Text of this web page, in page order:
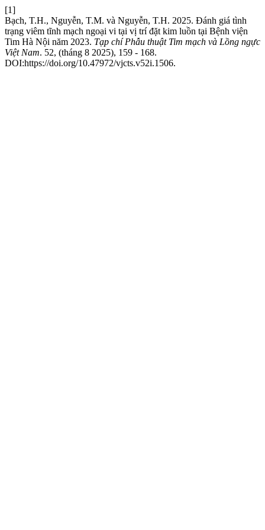
[1]
Bạch, T.H., Nguyễn, T.M. và Nguyễn, T.H. 2025. Đánh giá tình
trạng viêm tĩnh mạch ngoại vi tại vị trí đặt kim luồn tại Bệnh viện
Tim Hà Nội năm 2023. Tạp chí Phẫu thuật Tim mạch và Lồng ngực
Việt Nam. 52, (tháng 8 2025), 159 - 168.
DOI:https://doi.org/10.47972/vjcts.v52i.1506.